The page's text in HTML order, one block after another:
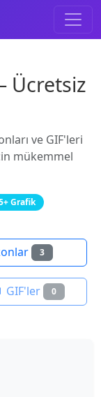
Ücretsiz
ve GIF'leri
mükemmel
Grafik
3
GIF'ler 0